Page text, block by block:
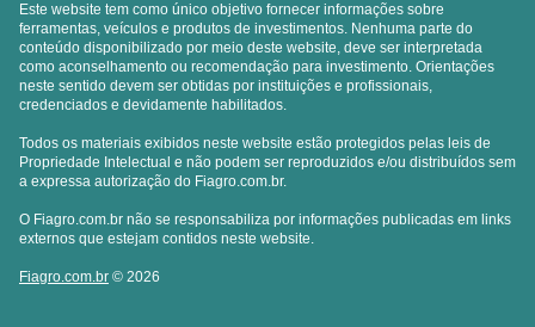
Este website tem como único objetivo fornecer informações sobre
ferramentas, veículos e produtos de investimentos. Nenhuma parte do
conteúdo disponibilizado por meio deste website, deve ser interpretada
como aconselhamento ou recomendação para investimento. Orientações
neste sentido devem ser obtidas por instituições e profissionais,
credenciados e devidamente habilitados.
Todos os materiais exibidos neste website estão protegidos pelas leis de
Propriedade Intelectual e não podem ser reproduzidos e/ou distribuídos sem
a expressa autorização do Fiagro.com.br.
O Fiagro.com.br não se responsabiliza por informações publicadas em links
externos que estejam contidos neste website.
Fiagro.com.br © 2026